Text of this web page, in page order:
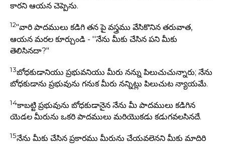
కారని ఆయన చెప్పెను.
12"వారి పాదములు కడిగి తన పై వస్త్రము వేసికొనిన తరువాత,
ఆయన మరల కూర్చుండి - ''నేను మీకు చేసిన పని మీకు
తెలిసినదా?"
13బోధకుడానియు ప్రభువనియు మీరు నన్ను పిలుచుచున్నారు; నేను
బోధకుడాను ప్రభువును గనుక మీరు నన్నిట్లు పిలుచుట న్యాయమే.
14కాబట్టి ప్రభువును బోధకుడానైన నేను మీ పాదములు కడిగిన
యెడల మీరును ఒకరి పాదములు మరియొకడు కడుగవలసినదే.
15నేను మీకు చేసిన ప్రకారము మీరును చేయవలెనని మీకు మాదిరి